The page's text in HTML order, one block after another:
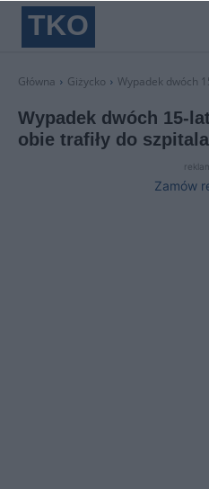
TKO
Główna Giżycko Wypadek dwóch
Wypadek dwóch 15-
obie trafiły do szpitala
Zamów